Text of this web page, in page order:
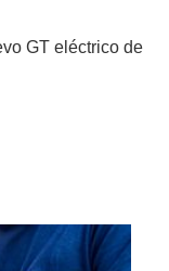
GT eléctrico de